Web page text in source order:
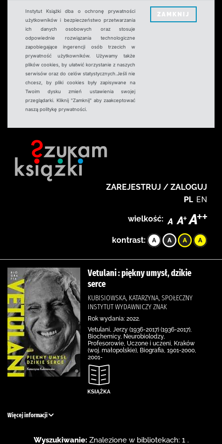
Instytut Książki dba o ochronę prywatności
użytkowników i bezpieczeństwo przetwarzania
ich danych osobowych oraz stosuje
odpowiednie rozwiązania technologiczne
zapobiegające ingerencji osób trzecich w
prywatność użytkowników. Używamy także
plików cookies, by ułatwić korzystanie z naszych
serwisów oraz do celów statystycznych.Jeśli nie
chcesz, by pliki cookies były zapisywane na
Twoim dysku zmień ustawienia swojej
przeglądarki. Kliknij "Zamknij" aby zaakceptować
naszą politykę prywatności.
ZAMKNIJ
ZAREJESTRUJ / ZALOGUJ
PL EN
wielkość:
kontrast:
Vetulani : piękny umysł, dzikie
serce
KUBISIOWSKA, KATARZYNA, SPOŁECZNY
INSTYTUT WYDAWNICZY ZNAK
Rok wydania: 2022.
Vetulani, Jerzy (1936-2017) (1936-2017),
Biochemicy, Neurobiolodzy,
Profesorowie, Uczone i uczeni, Kraków
(woj. małopolskie), Biografia, 1901-2000,
2001-
Więcej informacji
Wyszukiwanie: Znalezione w bibliotekach: 1 .